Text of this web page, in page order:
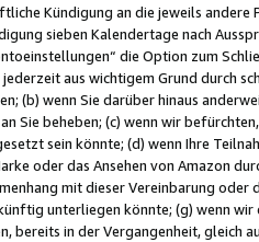
Kündigung an die jeweils
sieben Kalendertage nach
die Option zum
aus wichtigem Grund durch
(b) wenn Sie darüber hinaus
Sie beheben; (c) wenn wir
sein könnte; (d) wenn Ihre
oder das Ansehen von Amazon
mit dieser Vereinbarung
unterliegen könnte; (g) wenn wir
bereits in der Vergangenheit, gleich